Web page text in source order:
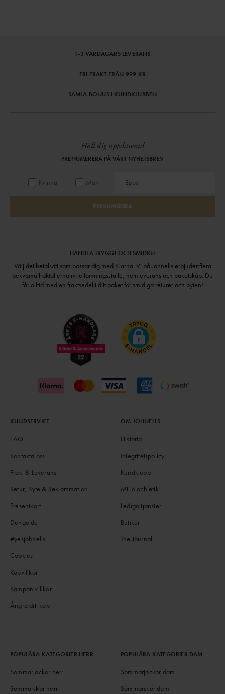
1-3 VARDAGARS LEVERANS
FRI FRAKT FRÅN 999 KR
SAMLA BONUS I KUNDKLUBBEN
Håll dig uppdaterad
PRENUMERERA PÅ VÅRT NYHETSBREV
Kvinna Man
PRENUMERERA
HANDLA TRYGGT OCH SMIDIGT
Välj det betalsätt som passar dig med Klarna. Vi på Johnells erbjuder flera
bekväma fraktalternativ; utlämningsställe, hemleverans och paketskåp. Du
får alltid med en fraktsedel i ditt paket för smidiga returer och byten!
KUNDSERVICE
FAQ
Kontakta oss
Frakt & Leverans
Retur, Byte & Reklammation
Presentkort
Dunguide
#yesjohnells
Cookies
Köpvillkor
Kampanjvillkor
Ångra ditt köp
OM JOHNELLS
Historia
Integritetspolicy
Kundklubb
Miljö och etik
Lediga tjänster
Butiker
The Journal
POPULÄRA KATEGORIER HERR
Sommarjackor herr
Sommarskor herr
POPULÄRA KATEGORIER DAM
Sommarjackor dam
Sommarskor dam